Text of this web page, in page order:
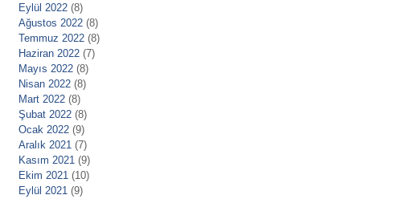
Eylül 2022 (8)
Ağustos 2022 (8)
Temmuz 2022 (8)
Haziran 2022 (7)
Mayıs 2022 (8)
Nisan 2022 (8)
Mart 2022 (8)
Şubat 2022 (8)
Ocak 2022 (9)
Aralık 2021 (7)
Kasım 2021 (9)
Ekim 2021 (10)
Eylül 2021 (9)